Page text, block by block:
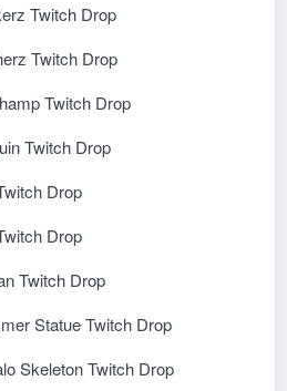
Twitch Drop
Twitch Drop
Twitch Drop
Twitch Drop
Drop
Drop
Twitch Drop
Statue Twitch Drop
Skeleton Twitch Drop